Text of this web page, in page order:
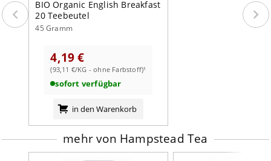
BIO Organic English Breakfast
20 Teebeutel
45 Gramm
4,19 €
(93,11 €/KG - ohne Farbstoff)¹
sofort verfügbar
in den Warenkorb
mehr von Hampstead Tea